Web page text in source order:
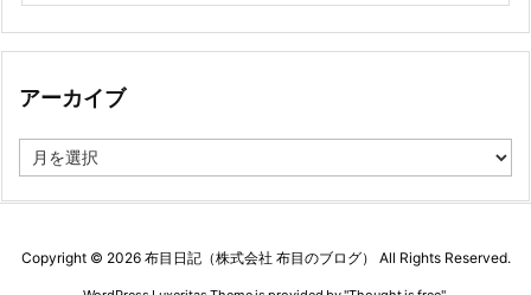
アーカイブ
ー
Copyright © 2026 布目日記（株式会社 布目のブログ） All Rights Reserved.